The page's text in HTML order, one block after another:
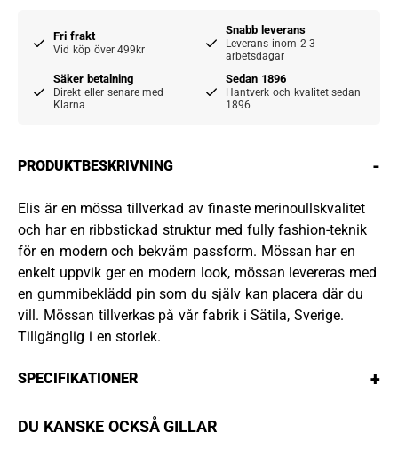
Fri frakt
Vid köp över 499kr
Snabb leverans
Leverans inom 2-3
arbetsdagar
Säker betalning
Direkt eller senare med
Klarna
Sedan 1896
Hantverk och kvalitet sedan
1896
PRODUKTBESKRIVNING -
Elis är en mössa tillverkad av finaste merinoullskvalitet
och har en ribbstickad struktur med fully fashion-teknik
för en modern och bekväm passform. Mössan har en
enkelt uppvik ger en modern look, mössan levereras med
en gummibeklädd pin som du själv kan placera där du
vill. Mössan tillverkas på vår fabrik i Sätila, Sverige.
Tillgänglig i en storlek.
SPECIFIKATIONER +
DU KANSKE OCKSÅ GILLAR